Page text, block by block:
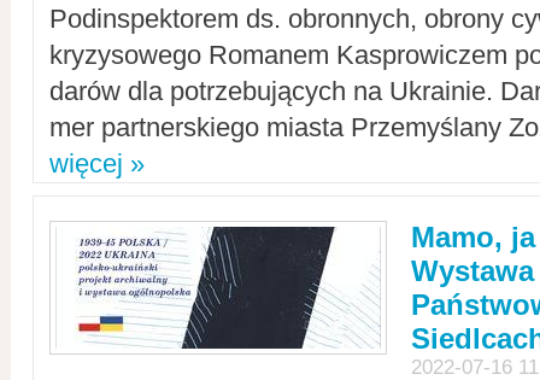
Podinspektorem ds. obronnych, obrony
kryzysowego Romanem Kasprowiczem
darów dla potrzebujących na Ukrainie.
mer partnerskiego miasta Przemyślany
więcej »
Mamo,
2022-07-16